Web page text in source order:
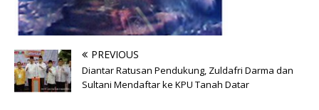
PREVIOUS
Diantar Ratusan Pendukung, Zuldafri Darma dan
Sultani Mendaftar ke KPU Tanah Datar